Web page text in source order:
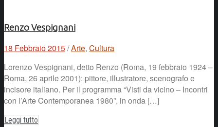
Renzo Vespignani
18 Febbraio 2015/Arte, Cultura
Lorenzo Vespignani, detto Renzo (Roma, 19 febbraio 1924 –
Roma, 26 aprile 2001): pittore, illustratore, scenografo e
incisore italiano. Per il programma “Visti da vicino – Incontri
con l’Arte Contemporanea 1980”, in onda […]
Leggi tutto